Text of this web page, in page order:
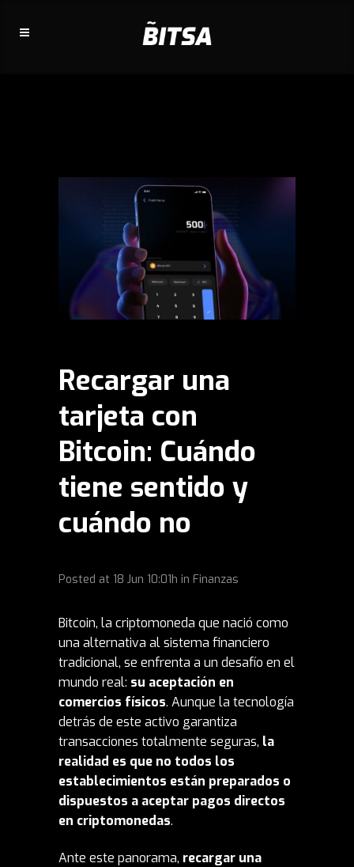
Recargar una
tarjeta con
Bitcoin: Cuándo
tiene sentido y
cuándo no
Posted at 18 Jun 10:01h in Finanzas
Bitcoin, la criptomoneda que nació como
una alternativa al sistema financiero
tradicional, se enfrenta a un desafío en el
mundo real: su aceptación en
comercios físicos. Aunque la tecnología
detrás de este activo garantiza
transacciones totalmente seguras, la
realidad es que no todos los
establecimientos están preparados o
dispuestos a aceptar pagos directos
en criptomonedas.
Ante este panorama, recargar una